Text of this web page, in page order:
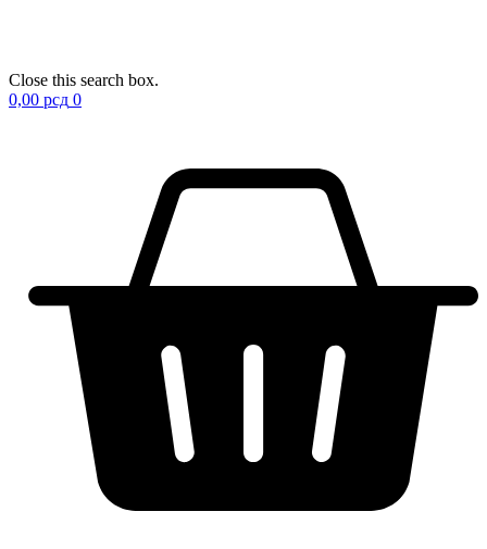
Close this search box.
0,00 рсд 0